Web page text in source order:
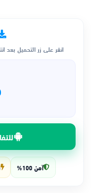
انقر على زر التحميل بعد
آمن 100%